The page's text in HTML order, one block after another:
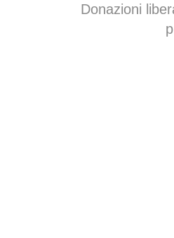
Donazioni